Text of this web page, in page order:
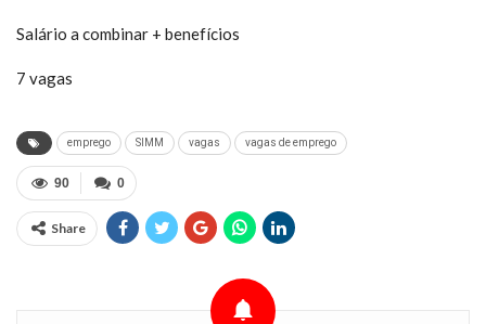
Salário a combinar + benefícios
7 vagas
emprego SIMM vagas vagas de emprego
0
90
Share